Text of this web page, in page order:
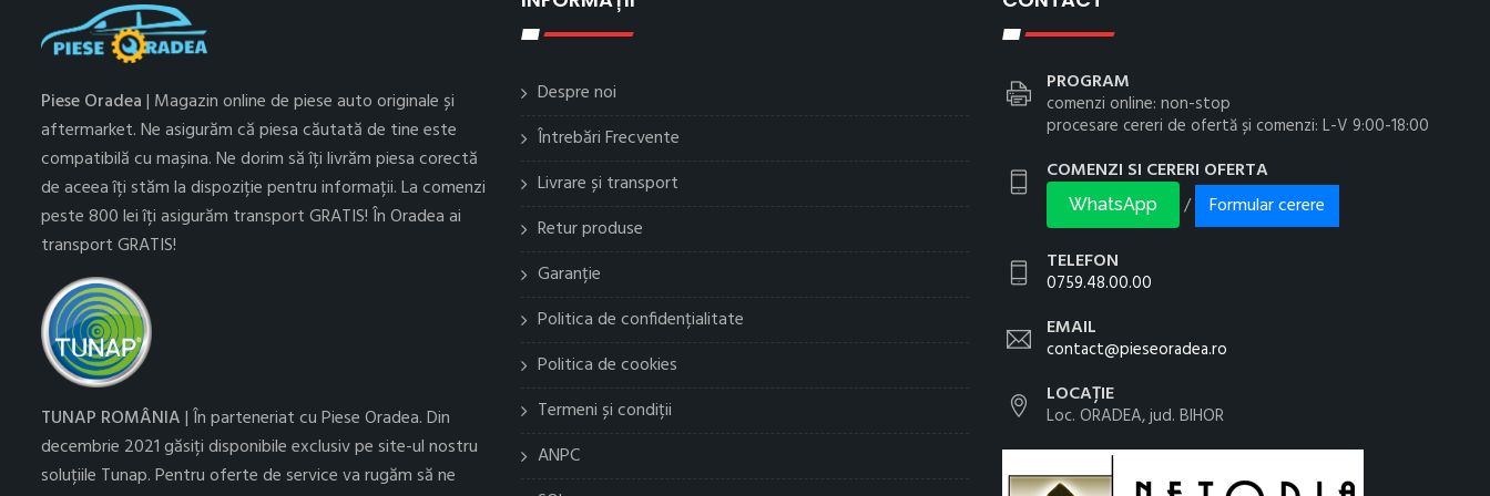
Piese Oradea| Magazin online de piese auto originale și
aftermarket. Ne asigurăm că piesa căutată de tine este
compatibilă cu mașina. Ne dorim să îți livrăm piesa corectă
de aceea îți stăm la dispoziție pentru informații. La comenzi
peste 800 lei îți asigurăm transport GRATIS! În Oradea ai
transport GRATIS!
TUNAP ROMÂNIA| În parteneriat cu Piese Oradea. Din
decembrie 2021 găsiți disponibile exclusiv pe site-ul nostru
soluțiile Tunap. Pentru oferte de service va rugăm să ne
Despre noi
Întrebări Frecvente
Livrare și transport
Retur produse
Garanție
Politica de confidențialitate
Politica de cookies
Termeni și condiții
ANPC
PROGRAM
comenzi online: non-stop
procesare cereri de ofertă și comenzi: L-V 9:00-18:00
COMENZI SI CERERI OFERTA
WhatsApp /
Formular cerere
TELEFON
0759.48.00.00
EMAIL
contact@pieseoradea.ro
LOCAȚIE
Loc. ORADEA, jud. BIHOR